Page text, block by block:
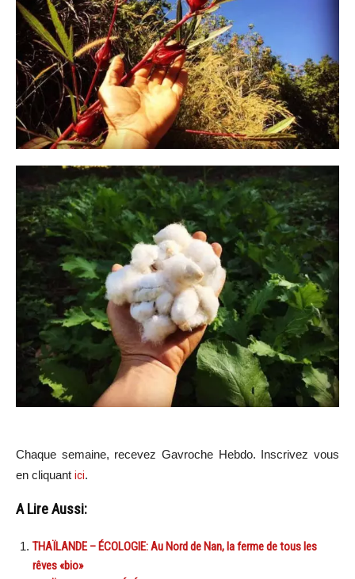
Chaque semaine, recevez Gavroche Hebdo. Inscrivez vous
en cliquant ici.
A Lire Aussi:
THAÏLANDE – ÉCOLOGIE: Au Nord de Nan, la ferme de tous les
rêves «bio»